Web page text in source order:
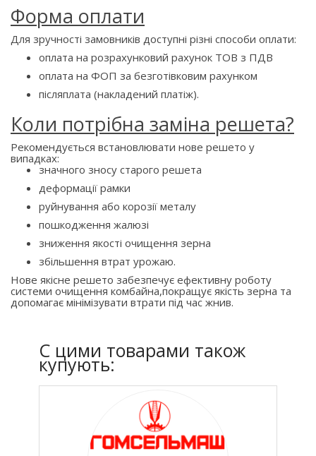
Форма оплати
Для зручності замовників доступні різні способи оплати:
оплата на розрахунковий рахунок ТОВ з ПДВ
оплата на ФОП за безготівковим рахунком
післяплата (накладений платіж).
Коли потрібна заміна решета?
Рекомендується встановлювати нове решето у
випадках:
значного зносу старого решета
деформації рамки
руйнування або корозії металу
пошкодження жалюзі
зниження якості очищення зерна
збільшення втрат урожаю.
Нове якісне решето забезпечує ефективну роботу
системи очищення комбайна,покращує якість зерна та
допомагає мінімізувати втрати під час жнив.
C цими товарами також
купують: